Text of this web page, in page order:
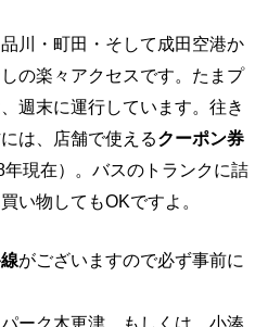
川・町田・そして成田空港か
の楽々アクセスです。たまプ
週末に運行しています。往き
は、店舗で使えるクーポン券
現在）。バスのトランクに詰
い物してもOKですよ。
がございますので必ず事前に
ーク木更津、もしくは、小湊